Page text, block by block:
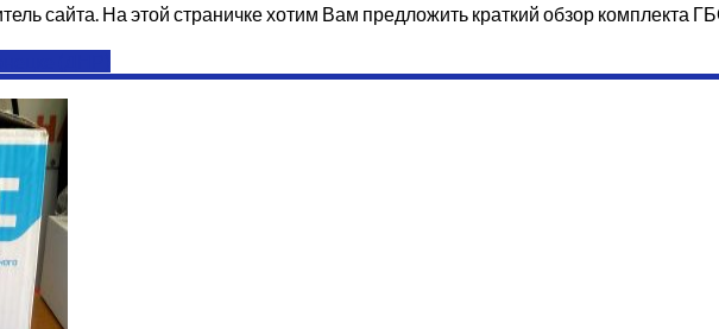
сайта. На этой страничке хотим Вам предложить краткий обзор комплекта